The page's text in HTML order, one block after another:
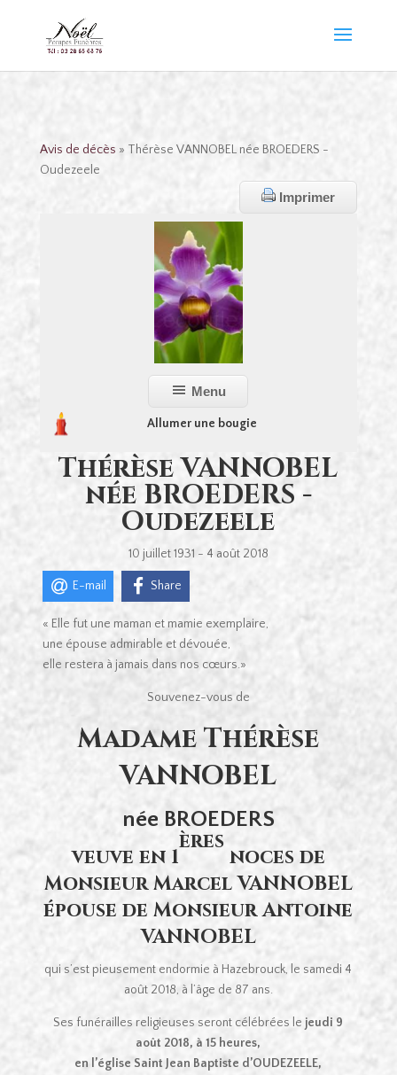
Avis de décès » Thérèse VANNOBEL née BROEDERS -
Oudezeele
Imprimer
Menu
Allumer une bougie
Thérèse VANNOBEL
née BROEDERS -
Oudezeele
10 juillet 1931 - 4 août 2018
E-mail Share
« Elle fut une maman et mamie exemplaire,
une épouse admirable et dévouée,
elle restera à jamais dans nos cœurs.»
Souvenez-vous de
Madame Thérèse
VANNOBEL
née BROEDERS
veuve en 1
ères
noces de
Monsieur Marcel VANNOBEL
épouse de Monsieur Antoine
VANNOBEL
qui s’est pieusement endormie à Hazebrouck, le samedi 4
août 2018, à l’âge de 87 ans.
Ses funérailles religieuses seront célébrées le jeudi 9
août 2018, à 15 heures,
en l’église Saint Jean Baptiste d’OUDEZEELE,